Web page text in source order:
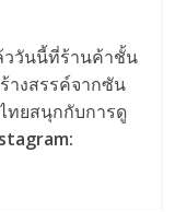
ววันนี้ที่ร้านค้าชั้น
างสรรค์จากซัน
ทยสนุกกับการดู